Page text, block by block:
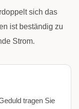
sich das
ist beständig zu
Strom.
tragen Sie